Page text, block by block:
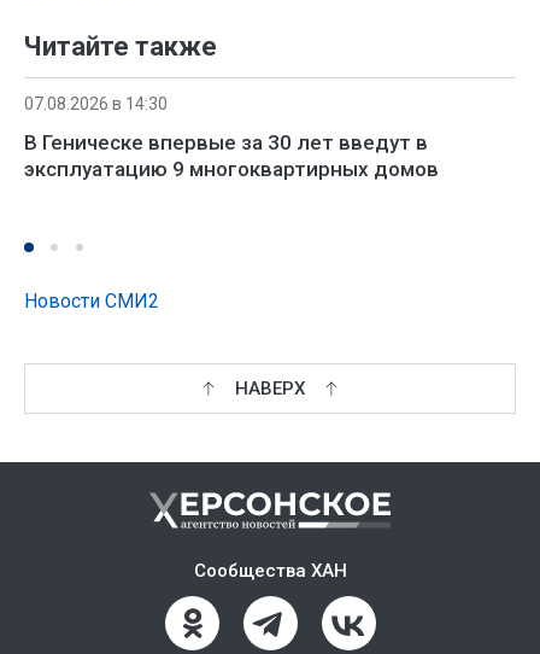
Читайте также
07.08.2026 в 14:30
В Геническе впервые за 30 лет введут в
эксплуатацию 9 многоквартирных домов
Новости СМИ2
НАВЕРХ
Сообщества ХАН